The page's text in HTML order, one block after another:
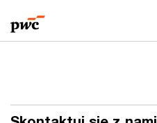
do
treści
do
stopki